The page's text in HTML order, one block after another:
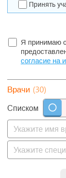
Принять
Я принимаю
согласие на
Врачи (30)
Списком